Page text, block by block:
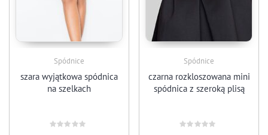
Spódnice
szara wyjątkowa spódnica
na szelkach
Spódnice
czarna rozkloszowana mini
spódnica z szeroką plisą